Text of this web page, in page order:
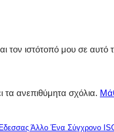
τον ιστότοπό μου σε
τα ανεπιθύμητα σχόλια.
Άλλο Ένα Σύγχρονο